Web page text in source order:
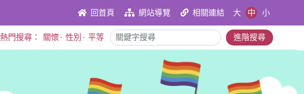
回首頁 網站導覽 相關連結 大 中 小
熱門搜尋： 關懷· 性別 · 平等 進階搜尋